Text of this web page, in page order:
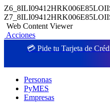
Web Content Viewer
Acciones
💳 Pide tu Tarjeta de
Personas
PyMES
Empresas